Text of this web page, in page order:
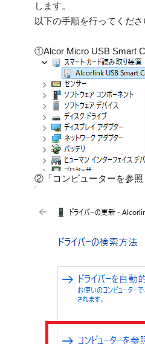
します。
以下の手順を行ってくださ
①Alcor Micro USB Smart
②「コンピューターを参照